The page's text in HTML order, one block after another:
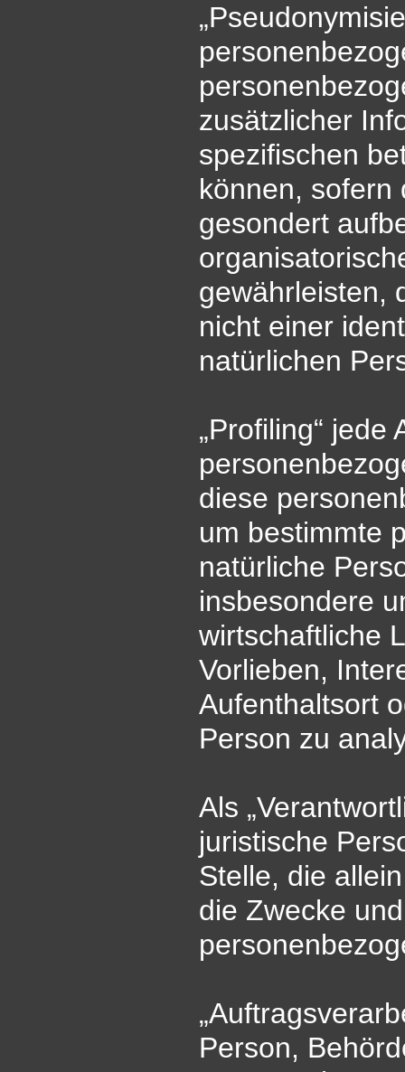
zusätzlicher
spezifischen
können, sofern
gesondert
gewährleisten,
nicht einer
natürlichen
„Profiling“
diese
um bestimmte
natürliche
insbesondere
wirtschaftliche
Vorlieben,
Aufenthaltsort
Person zu
Als
juristische
Stelle, die
die Zwecke
Person,